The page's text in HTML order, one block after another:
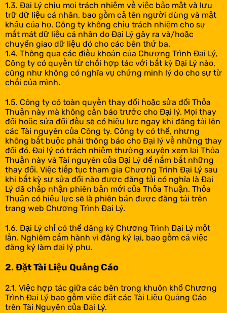
1.3. Đại Lý chịu mọi trách nhiệm về việc bảo mật và lưu
trữ dữ liệu cá nhân, bao gồm cả tên người dùng và mật
khẩu của họ. Công ty không chịu trách nhiệm cho sự
mất mát dữ liệu cá nhân do Đại Lý gây ra và/hoặc
chuyển giao dữ liệu đó cho các bên thứ ba.
1.4. Thông qua các điều khoản của Chương Trình Đại Lý,
Công ty có quyền từ chối hợp tác với bất kỳ Đại Lý nào,
cũng như không có nghĩa vụ chứng minh lý do cho sự từ
chối của mình.
1.5. Công ty có toàn quyền thay đổi hoặc sửa đổi Thỏa
Thuận này mà không cần báo trước cho Đại lý. Mọi thay
đổi hoặc sửa đổi đều sẽ có hiệu lực ngay khi đăng tải lên
các Tài nguyên của Công ty. Công ty có thể, nhưng
không bắt buộc phải thông báo cho Đại lý về những thay
đổi đó. Đại lý có trách nhiệm thường xuyên xem lại Thỏa
Thuận này và Tài nguyên của Đại Lý để nắm bắt những
thay đổi. Việc tiếp tục tham gia Chương Trình Đại Lý sau
khi bất kỳ sự sửa đổi nào được đăng tải có nghĩa là Đại
Lý đã chấp nhận phiên bản mới của Thỏa Thuận. Thỏa
Thuận có hiệu lực sẽ là phiên bản được đăng tải trên
trang web Chương Trình Đại Lý.
1.6. Đại Lý chỉ có thể đăng ký Chương Trình Đại Lý một
lần. Nghiêm cấm hành vi đăng ký lại, bao gồm cả việc
đăng ký làm đại lý phụ.
2. Đặt Tài Liệu Quảng Cáo
2.1. Việc hợp tác giữa các bên trong khuôn khổ Chương
Trình Đại Lý bao gồm việc đặt các Tài Liệu Quảng Cáo
trên Tài Nguyên của Đại Lý.